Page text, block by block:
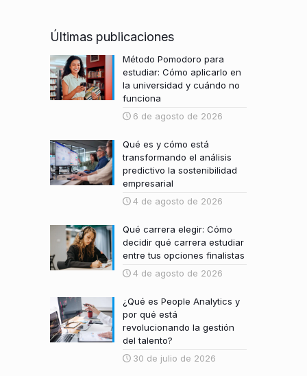
Últimas publicaciones
Método Pomodoro para
estudiar: Cómo aplicarlo en
la universidad y cuándo no
funciona
6 de agosto de 2026
Qué es y cómo está
transformando el análisis
predictivo la sostenibilidad
empresarial
4 de agosto de 2026
Qué carrera elegir: Cómo
decidir qué carrera estudiar
entre tus opciones finalistas
4 de agosto de 2026
¿Qué es People Analytics y
por qué está
revolucionando la gestión
del talento?
30 de julio de 2026